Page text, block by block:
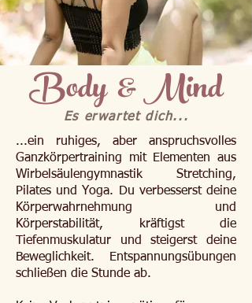
Body & Mind
Es erwartet dich...
...ein ruhiges, aber anspruchsvolles
Ganzkörpertraining mit Elementen aus
Wirbelsäulengymnastik Stretching,
Pilates und Yoga. Du verbesserst deine
Körperwahrnehmung und
Körperstabilität, kräftigst die
Tiefenmuskulatur und steigerst deine
Beweglichkeit. Entspannungsübungen
schließen die Stunde ab.